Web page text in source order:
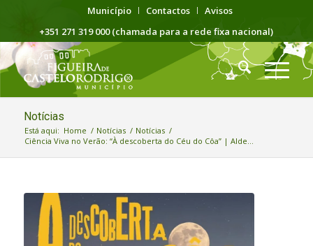
Município Contactos
Avisos
+351 271 319 000 (chamada para a rede fixa nacional)
Notícias
Está aqui: Home / Notícias / Notícias /
Ciência Viva no Verão: “À descoberta do Céu do Côa” | Alde...